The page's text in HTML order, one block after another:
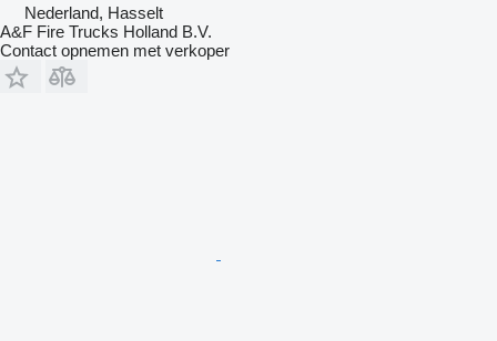
Nederland, Hasselt
A&F Fire Trucks Holland B.V.
Contact opnemen met verkoper